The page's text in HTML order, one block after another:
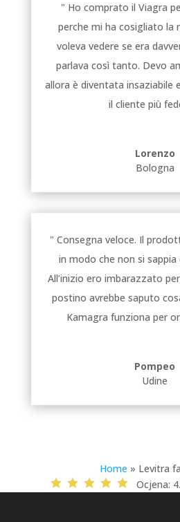
" Ho comprato il Viagra
perche mi ha cosigliato la
voleva vedere se era
parlava così tanto. Devo
allora è diventata insaziabile
il cliente più
Lorenzo
Bologna
" Consegna veloce. Il
in modo che non si sappia
All’inizio ero imbarazzato
postino avrebbe saputo
Kamagra funziona per
Pompeo
Udine
Home » Levitra
Ocjena: